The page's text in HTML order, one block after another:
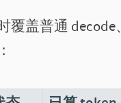
覆盖普通 decode